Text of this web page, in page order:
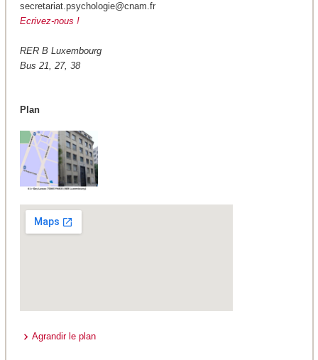
secretariat.psychologie@cnam.fr
Ecrivez-nous !
RER B Luxembourg
Bus 21, 27, 38
Plan
Agrandir le plan